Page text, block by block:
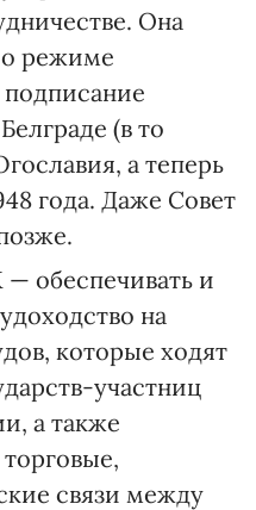
Она
о режиме
подписание
(в то
а теперь
года. Даже Совет
обеспечивать и
на
которые ходят
участниц
а также
связи между